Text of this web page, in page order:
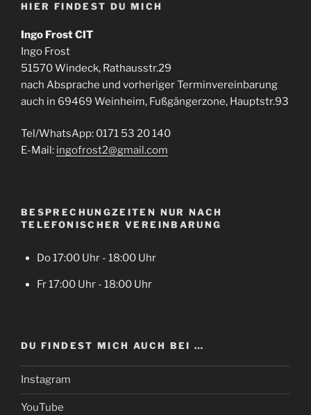
HIER FINDEST DU MICH
Ingo Frost CIT
Ingo Frost
51570 Windeck, Rathausstr.29
nach Absprache und vorheriger Terminvereinbarung
auch in 69469 Weinheim, Fußgängerzone, Hauptstr.93
Tel/WhatsApp: 0171 53 20 140
E-Mail: ingofrost2@gmail.com
BESPRECHUNGZEITEN NUR NACH
TELEFONISCHER VEREINBARUNG
Do 17:00 Uhr - 18:00 Uhr
Fr 17:00 Uhr - 18:00 Uhr
DU FINDEST MICH AUCH BEI …
Instagram
YouTube